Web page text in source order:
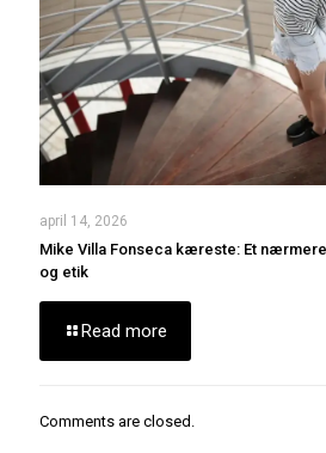
april 14, 2026
Mike Villa Fonseca kæreste: Et
og etik
Read more
Comments are closed.